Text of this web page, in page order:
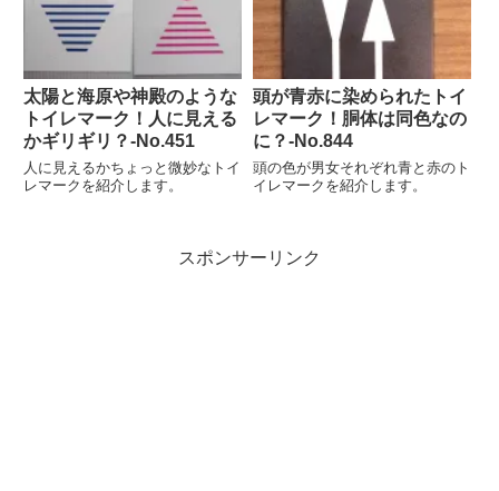
太陽と海原や神殿のような
トイレマーク！人に見える
かギリギリ？‐No.451
人に見えるかちょっと微妙なトイ
レマークを紹介します。
頭が青赤に染められたトイ
レマーク！胴体は同色なの
に？‐No.844
頭の色が男女それぞれ青と赤のト
イレマークを紹介します。
スポンサーリンク